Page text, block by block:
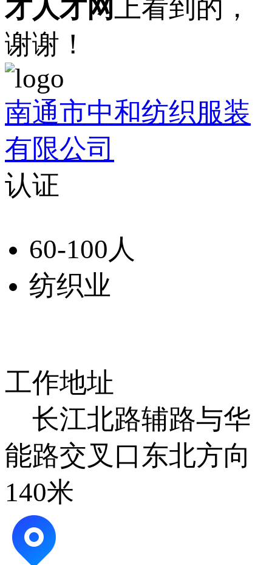
才人才网
上看到的，
谢谢！
南通市中和纺织服装
有限公司
认证
60-100人
纺织业
工作地址
长江北路辅路与华
能路交叉口东北方向
140米